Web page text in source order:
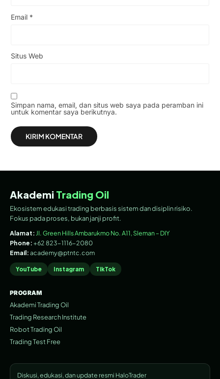
Email *
Situs Web
Simpan nama, email, dan situs web saya pada peramban ini
untuk komentar saya berikutnya.
Akademi Trading Oil
Ekosistem edukasi trading berbasis sistem dan disiplin risiko.
Fokus pada proses, bukan janji profit.
Alamat:Jl. Green Hills Ambarukmo No. A11, Sleman – DIY
Phone:+62 823-1116-2080
Email:academy@ptntc.com
YouTube Instagram TikTok
PROGRAM
Akademi Trading Oil
Trading Research Institute
Robot Trading Oil
Trading Test Free
Diskusi, edukasi, dan update resmi HaloTrader